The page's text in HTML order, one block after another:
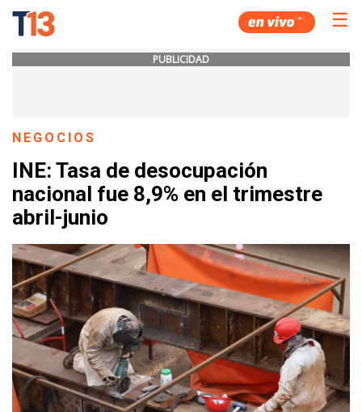
☰
PUBLICIDAD
NEGOCIOS
INE: Tasa de desocupación
nacional fue 8,9% en el trimestre
abril-junio